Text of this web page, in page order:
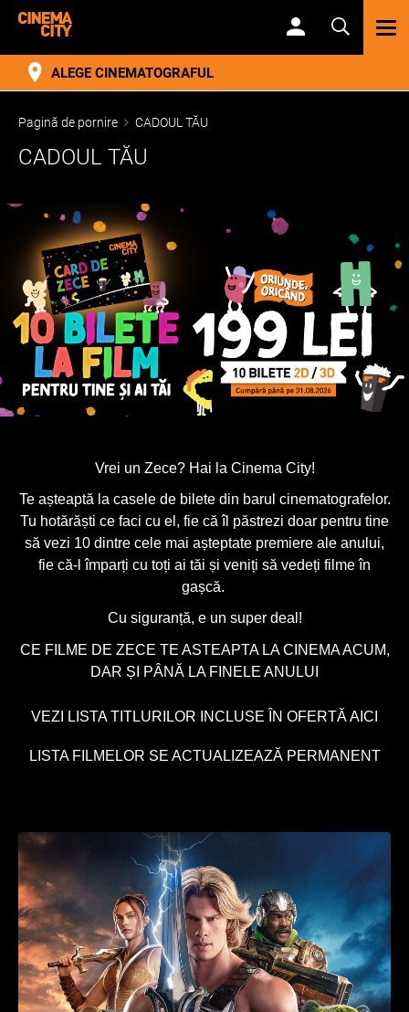
ALEGE CINEMATOGRAFUL
Pagină de pornire CADOUL TĂU
CADOUL TĂU
Vrei un Zece? Hai la Cinema City!
Te așteaptă la casele de bilete din barul cinematografelor.
Tu hotărăști ce faci cu el, fie că îl păstrezi doar pentru tine
să vezi 10 dintre cele mai așteptate premiere ale anului,
fie că-l împarți cu toți ai tăi și veniți să vedeți filme în
gașcă.
Cu siguranță, e un super deal!
CE FILME DE ZECE TE ASTEAPTA LA CINEMA ACUM,
DAR ȘI PÂNĂ LA FINELE ANULUI
VEZI LISTA TITLURILOR INCLUSE ÎN OFERTĂ AICI
LISTA FILMELOR SE ACTUALIZEAZĂ PERMANENT